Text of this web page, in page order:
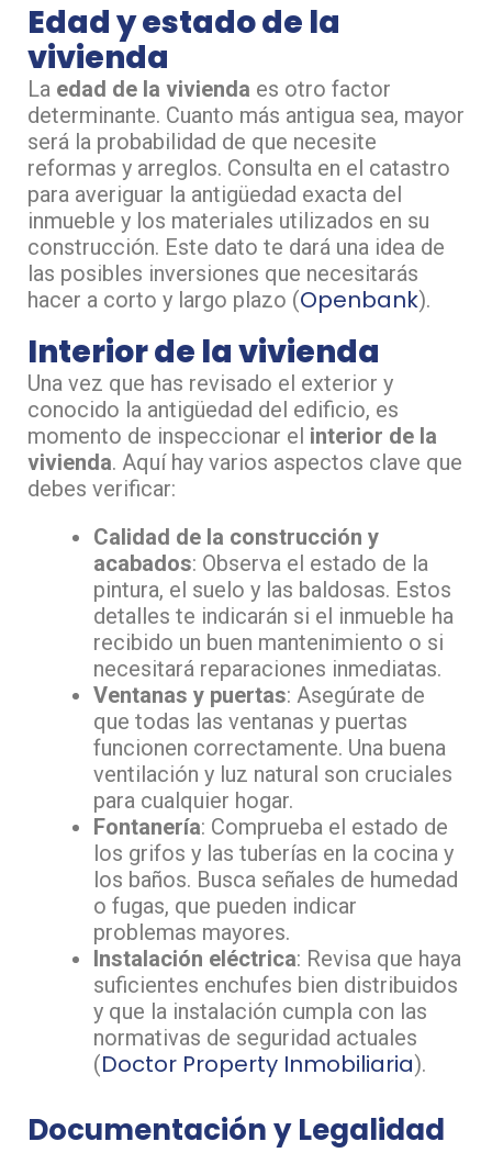
Edad y estado de la
vivienda
La edad de la vivienda es otro factor
determinante. Cuanto más antigua sea, mayor
será la probabilidad de que necesite
reformas y arreglos. Consulta en el catastro
para averiguar la antigüedad exacta del
inmueble y los materiales utilizados en su
construcción. Este dato te dará una idea de
las posibles inversiones que necesitarás
hacer a corto y largo plazo​ (Openbank)​.
Interior de la vivienda
Una vez que has revisado el exterior y
conocido la antigüedad del edificio, es
momento de inspeccionar el interior de la
vivienda. Aquí hay varios aspectos clave que
debes verificar:
Calidad de la construcción y
acabados: Observa el estado de la
pintura, el suelo y las baldosas. Estos
detalles te indicarán si el inmueble ha
recibido un buen mantenimiento o si
necesitará reparaciones inmediatas.
Ventanas y puertas: Asegúrate de
que todas las ventanas y puertas
funcionen correctamente. Una buena
ventilación y luz natural son cruciales
para cualquier hogar.
Fontanería: Comprueba el estado de
los grifos y las tuberías en la cocina y
los baños. Busca señales de humedad
o fugas, que pueden indicar
problemas mayores.
Instalación eléctrica: Revisa que haya
suficientes enchufes bien distribuidos
y que la instalación cumpla con las
normativas de seguridad actuales​
(Doctor Property Inmobiliaria)​.
Documentación y Legalidad